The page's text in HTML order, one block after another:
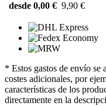
desde 0,00 € 9,90 €
* Estos gastos de envío se
costes adicionales, por
características de los
directamente en la